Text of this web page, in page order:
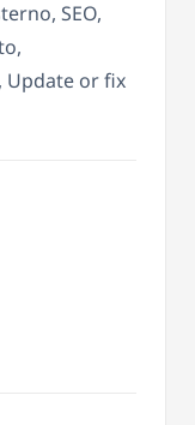
SEO,
Update or fix